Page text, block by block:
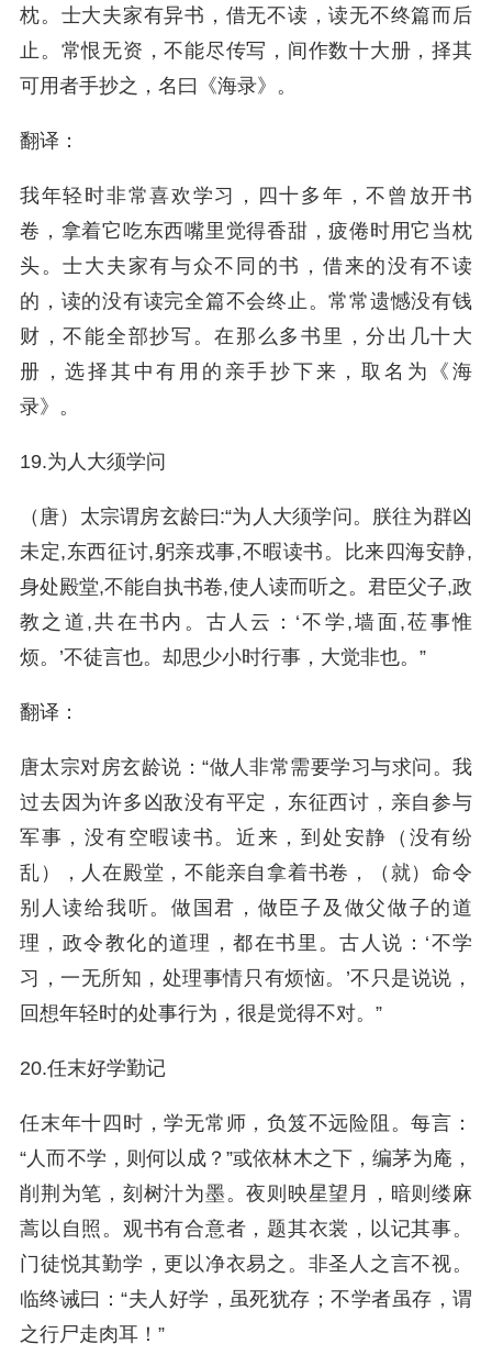
枕。士大夫家有异书，借无不读，读无不终篇而后
止。常恨无资，不能尽传写，间作数十大册，择其
可用者手抄之，名曰《海录》。
翻译：
我年轻时非常喜欢学习，四十多年，不曾放开书
卷，拿着它吃东西嘴里觉得香甜，疲倦时用它当枕
头。士大夫家有与众不同的书，借来的没有不读
的，读的没有读完全篇不会终止。常常遗憾没有钱
财，不能全部抄写。在那么多书里，分出几十大
册，选择其中有用的亲手抄下来，取名为《海
录》。
19.为人大须学问
（唐）太宗谓房玄龄曰:“为人大须学问。朕往为群凶
未定,东西征讨,躬亲戎事,不暇读书。比来四海安静,
身处殿堂,不能自执书卷,使人读而听之。君臣父子,政
教之道,共在书内。古人云：‘不学,墙面,莅事惟
烦。’不徒言也。却思少小时行事，大觉非也。”
翻译：
唐太宗对房玄龄说：“做人非常需要学习与求问。我
过去因为许多凶敌没有平定，东征西讨，亲自参与
军事，没有空暇读书。近来，到处安静（没有纷
乱），人在殿堂，不能亲自拿着书卷，（就）命令
别人读给我听。做国君，做臣子及做父做子的道
理，政令教化的道理，都在书里。古人说：‘不学
习，一无所知，处理事情只有烦恼。’不只是说说，
回想年轻时的处事行为，很是觉得不对。”
20.任末好学勤记
任末年十四时，学无常师，负笈不远险阻。每言：
“人而不学，则何以成？”或依林木之下，编茅为庵，
削荆为笔，刻树汁为墨。夜则映星望月，暗则缕麻
蒿以自照。观书有合意者，题其衣裳，以记其事。
门徒悦其勤学，更以净衣易之。非圣人之言不视。
临终诫曰：“夫人好学，虽死犹存；不学者虽存，谓
之行尸走肉耳！”